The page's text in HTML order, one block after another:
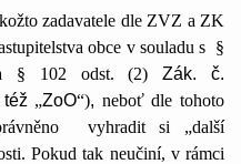
zadavatele dle ZVZ a ZK
obce v souladu s §
§ 102 odst. (2)Zák. č.
„ZoO“), neboť dle tohoto
vyhradit si „další
Pokud tak neučiní, v rámci